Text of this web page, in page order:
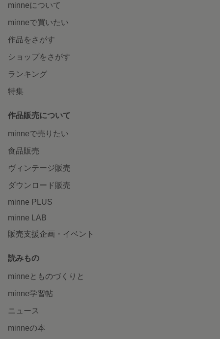
minneについて
minneで買いたい
作品をさがす
ショップをさがす
ランキング
特集
作品販売について
minneで売りたい
食品販売
ヴィンテージ販売
ダウンロード販売
minne PLUS
minne LAB
販売支援企画・イベント
読みもの
minneとものづくりと
minne学習帖
ニュース
minneの本